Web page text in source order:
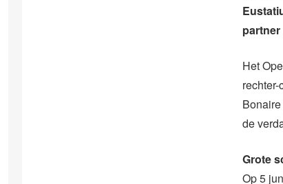
Het
de
Grote
Op 5